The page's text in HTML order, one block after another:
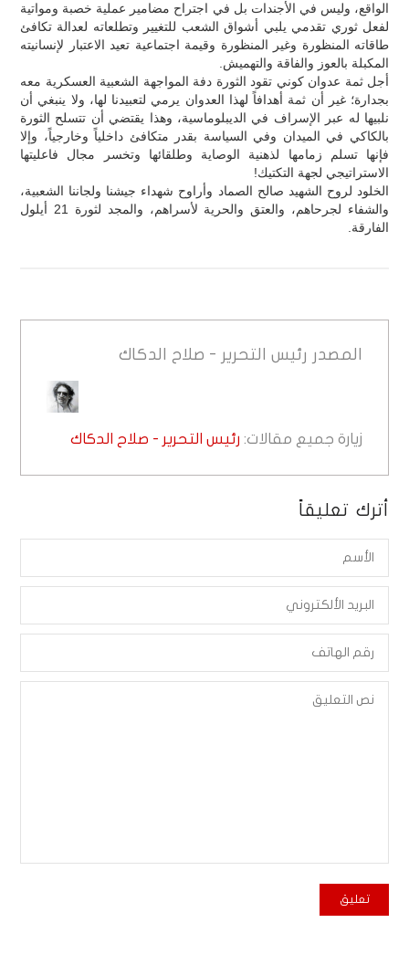
الواقع، وليس في الأجندات بل في اجتراح مضامير عملية خصبة ومواتية
لفعل ثوري تقدمي يلبي أشواق الشعب للتغيير وتطلعاته لعدالة تكافئ
طاقاته المنظورة وغير المنظورة وقيمة اجتماعية تعيد الاعتبار لإنسانيته
المكبلة بالعوز والفاقة والتهميش.
أجل ثمة عدوان كوني تقود الثورة دفة المواجهة الشعبية العسكرية معه
بجدارة؛ غير أن ثمة أهدافاً لهذا العدوان يرمي لتعبيدنا لها، ولا ينبغي أن
نلبيها له عبر الإسراف في الديبلوماسية، وهذا يقتضي أن تتسلح الثورة
بالكاكي في الميدان وفي السياسة بقدر متكافئ داخلياً وخارجياً، وإلا
فإنها تسلم زمامها لذهنية الوصاية وطلقائها وتخسر مجال فاعليتها
الاستراتيجي لجهة التكتيك!
الخلود لروح الشهيد صالح الصماد وأراوح شهداء جيشنا ولجاننا الشعبية،
والشفاء لجرحاهم، والعتق والحرية لأسراهم، والمجد لثورة 21 أيلول
الفارقة.
المصدر رئيس التحرير - صلاح الدكاك
زيارة جميع مقالات: رئيس التحرير - صلاح الدكاك
أترك تعليقاً